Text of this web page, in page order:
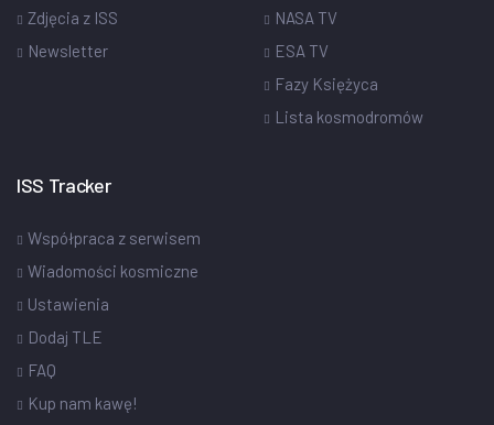
Zdjęcia z ISS
Newsletter
NASA TV
ESA TV
Fazy Księżyca
Lista kosmodromów
ISS Tracker
Współpraca z serwisem
Wiadomości kosmiczne
Ustawienia
Dodaj TLE
FAQ
Kup nam kawę!